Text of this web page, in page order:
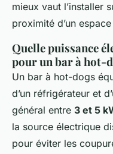
mieux vaut l’installer
proximité d’un
Quelle puissance
pour un bar à hot-
Un bar à hot-dogs
d’un réfrigérateur et
général entre 3 et 5
la source électrique
pour éviter les